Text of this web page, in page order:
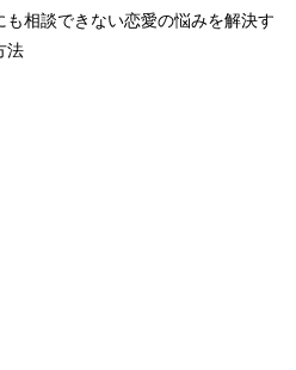
も相談できない恋愛の悩みを解決す
法